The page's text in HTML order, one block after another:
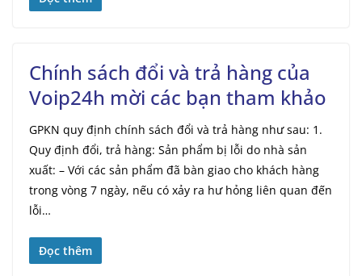
Chính sách đổi và trả hàng của
Voip24h mời các bạn tham khảo
GPKN quy định chính sách đổi và trả hàng như sau: 1.
Quy định đổi, trả hàng: Sản phẩm bị lỗi do nhà sản
xuất: – Với các sản phẩm đã bàn giao cho khách hàng
trong vòng 7 ngày, nếu có xảy ra hư hỏng liên quan đến
lỗi…
Đọc thêm